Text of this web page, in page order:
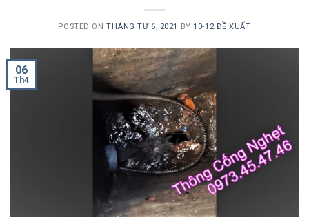
POSTED ONTHÁNG TƯ 6, 2021 BY10-12 ĐỀ XUẤT
06
Th4